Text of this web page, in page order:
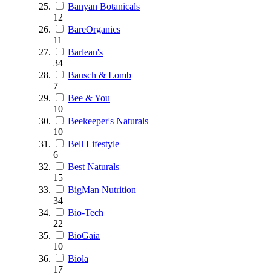
Banyan Botanicals
12
BareOrganics
11
Barlean's
34
Bausch & Lomb
7
Bee & You
10
Beekeeper's Naturals
10
Bell Lifestyle
6
Best Naturals
15
BigMan Nutrition
34
Bio-Tech
22
BioGaia
10
Biola
17